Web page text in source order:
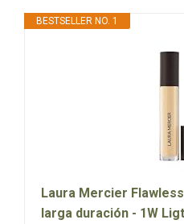
BESTSELLER NO. 1
Laura Mercier
larga duración - 1W